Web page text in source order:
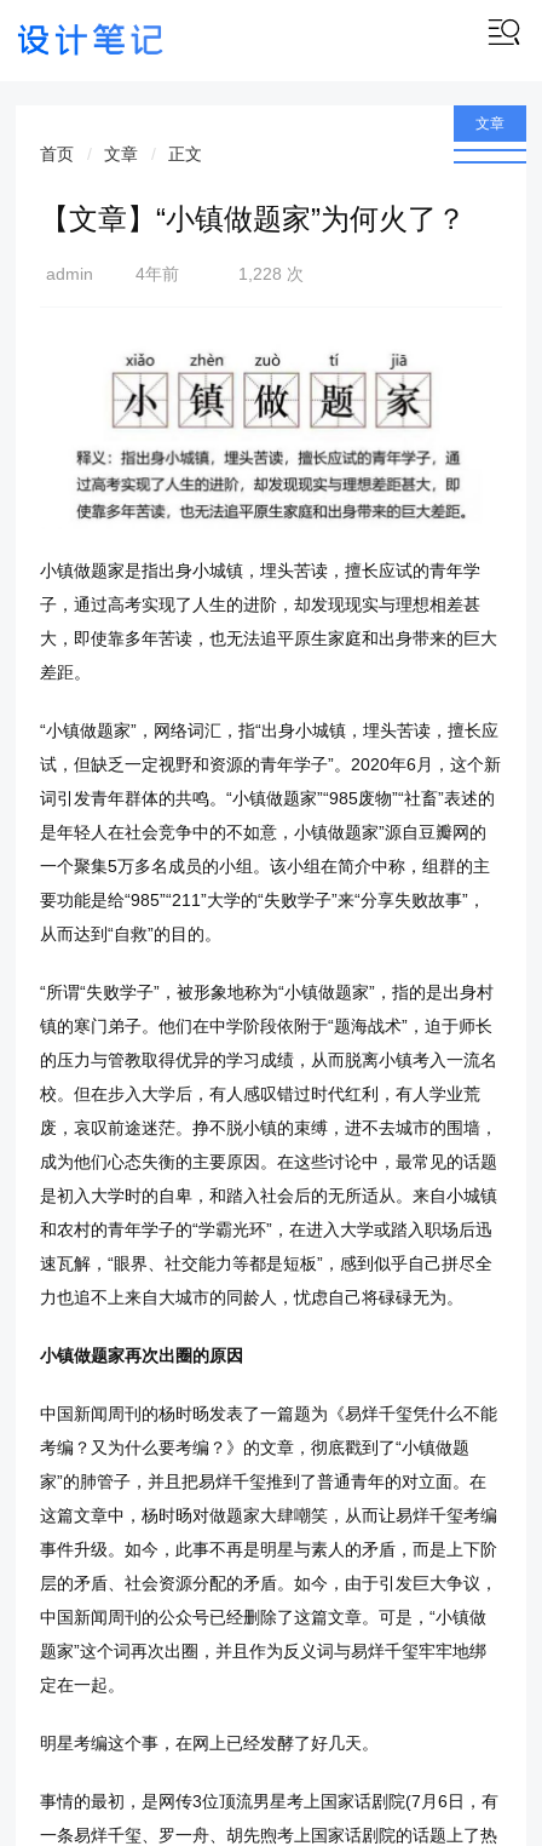
首页 文章 正文
文章
【文章】“小镇做题家”为何火了？
admin
4年前
1,228 次
小镇做题家是指出身小城镇，埋头苦读，擅长应试的青年学
子，通过高考实现了人生的进阶，却发现现实与理想相差甚
大，即使靠多年苦读，也无法追平原生家庭和出身带来的巨大
差距。
“小镇做题家”，网络词汇，指“出身小城镇，埋头苦读，擅长应
试，但缺乏一定视野和资源的青年学子”。2020年6月，这个新
词引发青年群体的共鸣。“小镇做题家”“985废物”“社畜”表述的
是年轻人在社会竞争中的不如意，小镇做题家”源自豆瓣网的
一个聚集5万多名成员的小组。该小组在简介中称，组群的主
要功能是给“985”“211”大学的“失败学子”来“分享失败故事”，
从而达到“自救”的目的。
“所谓“失败学子”，被形象地称为“小镇做题家”，指的是出身村
镇的寒门弟子。他们在中学阶段依附于“题海战术”，迫于师长
的压力与管教取得优异的学习成绩，从而脱离小镇考入一流名
校。但在步入大学后，有人感叹错过时代红利，有人学业荒
废，哀叹前途迷茫。挣不脱小镇的束缚，进不去城市的围墙，
成为他们心态失衡的主要原因。在这些讨论中，最常见的话题
是初入大学时的自卑，和踏入社会后的无所适从。来自小城镇
和农村的青年学子的“学霸光环”，在进入大学或踏入职场后迅
速瓦解，“眼界、社交能力等都是短板”，感到似乎自己拼尽全
力也追不上来自大城市的同龄人，忧虑自己将碌碌无为。
小镇做题家再次出圈的原因
中国新闻周刊的杨时旸发表了一篇题为《易烊千玺凭什么不能
考编？又为什么要考编？》的文章，彻底戳到了“小镇做题
家”的肺管子，并且把易烊千玺推到了普通青年的对立面。在
这篇文章中，杨时旸对做题家大肆嘲笑，从而让易烊千玺考编
事件升级。如今，此事不再是明星与素人的矛盾，而是上下阶
层的矛盾、社会资源分配的矛盾。如今，由于引发巨大争议，
中国新闻周刊的公众号已经删除了这篇文章。可是，“小镇做
题家”这个词再次出圈，并且作为反义词与易烊千玺牢牢地绑
定在一起。
明星考编这个事，在网上已经发酵了好几天。
事情的最初，是网传3位顶流男星考上国家话剧院(7月6日，有
一条易烊千玺、罗一舟、胡先煦考上国家话剧院的话题上了热